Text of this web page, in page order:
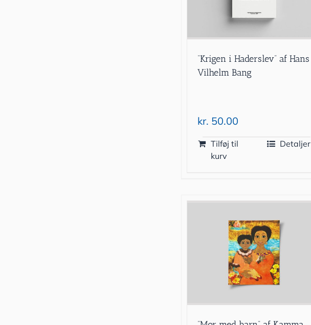
“Krigen i Haderslev” af Hans
Vilhelm Bang
kr. 50.00
Tilføj til
kurv
Detaljer